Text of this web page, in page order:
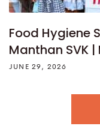
Food Hygiene
Manthan SVK
JUNE 29, 2026